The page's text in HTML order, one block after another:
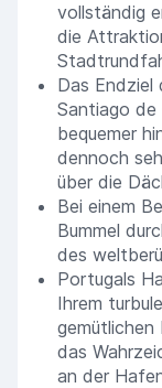
vollständig
die
Das Endziel
Santiago de
bequemer
dennoch
über die
Bei einem
Bummel
des
Portugals
Ihrem
gemütlichen
das
an der